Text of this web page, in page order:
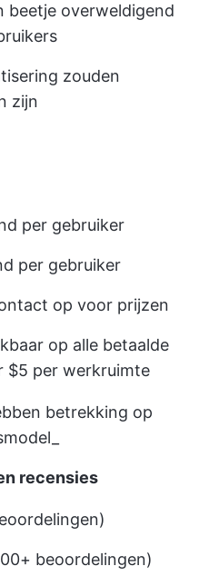
beetje overweldigend
zouden
zijn
per gebruiker
per gebruiker
op voor prijzen
op alle betaalde
$5 per werkruimte
betrekking op
recensies
beoordelingen)